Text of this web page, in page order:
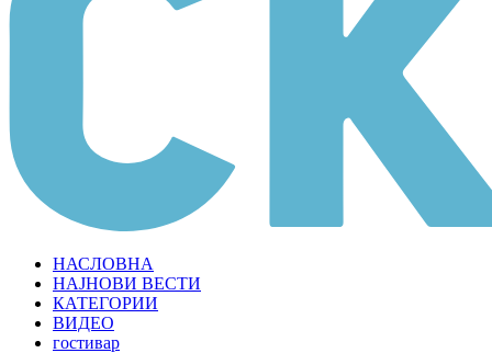
НАСЛОВНА
НАЈНОВИ ВЕСТИ
КАТЕГОРИИ
ВИДЕО
гостивар